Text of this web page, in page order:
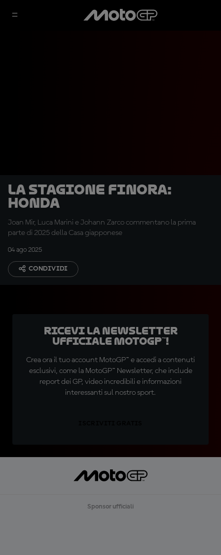
La stagione finora:
Honda
Joan Mir, Luca Marini e Johann Zarco commentano la prima
parte di 2025 della Casa giapponese
04 ago 2025
CONDIVIDI
Ricevi la newsletter
ufficiale MotoGP™!
Crea ora il tuo account MotoGP™ e accedi a contenuti
esclusivi, come la MotoGP™ Newsletter, che include
report dei GP, video incredibili e informazioni
interessanti sul nostro sport.
Sponsor ufficiali